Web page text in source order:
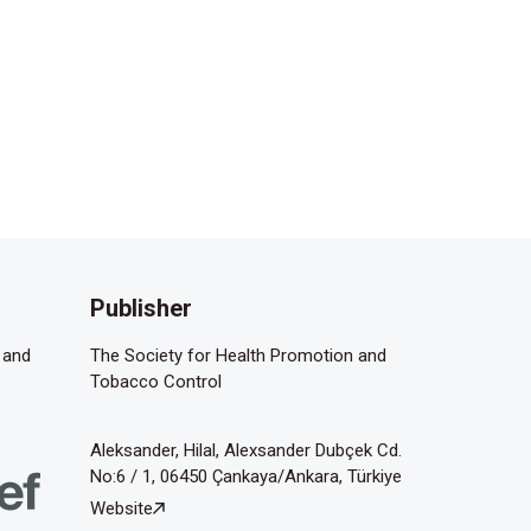
Publisher
The Society for Health Promotion and
Tobacco Control
Aleksander, Hilal, Alexsander Dubçek Cd.
No:6 / 1, 06450 Çankaya/Ankara, Türkiye
Website